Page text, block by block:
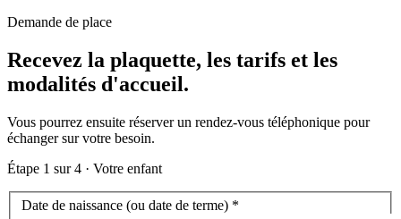
Demande de place
Recevez la plaquette, les tarifs et les
modalités d'accueil.
Vous pourrez ensuite réserver un rendez-vous téléphonique pour
échanger sur votre besoin.
Étape 1 sur 4 · Votre enfant
Votre enfant
Date de naissance (ou date de terme) *